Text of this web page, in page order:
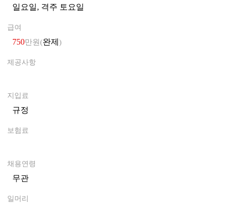
일요일, 격주 토요일
급여
750만원(완제 )
제공사항
지입료
규정
보험료
채용연령
무관
일머리